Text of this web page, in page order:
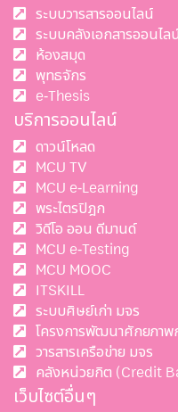
ระบบวารสารออนไลน์
ระบบคลังเอกสารออนไล
ห้องสมุด
พุทธจักร
e-Thesis
บริการออนไลน์
ดาวน์โหลด
MCU TV
MCU e-Learning
พระไตรปิฎก
วิดีโอ ออน ดีมานด์
MCU e-Testing
MCU MOOC
ITSKILL
ระบบศิษย์เก่า มจร
โครงการพัฒนาศักยภา
วารสารเครือข่าย มจร
คลังหน่วยกิต (Credit
เว็บไซต์อื่นๆ